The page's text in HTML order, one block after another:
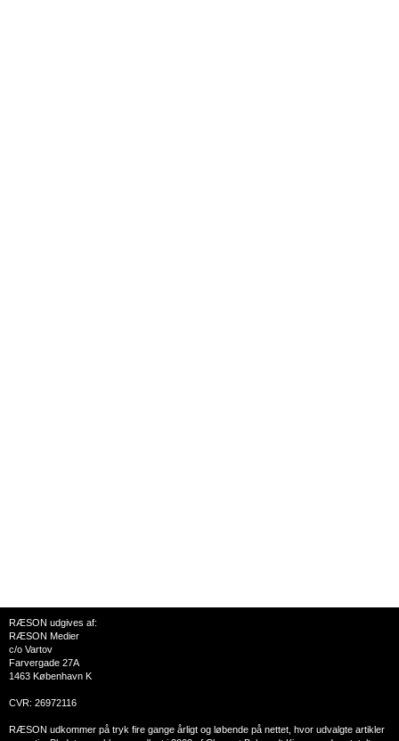
RÆSON udgives af:
RÆSON Medier
c/o Vartov
Farvergade 27A
1463 København K
CVR: 26972116
RÆSON udkommer på tryk fire gange årligt og løbende på nettet, hvor udvalgte artikler